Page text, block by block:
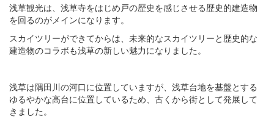
浅草観光は、浅草寺をはじめ戸の歴史を感じさせる歴史的建造物
を回るのがメインになります。
スカイツリーができてからは、未来的なスカイツリーと歴史的な
建造物のコラボも浅草の新しい魅力になりました。
浅草は隅田川の河口に位置していますが、浅草台地を基盤とする
ゆるやかな高台に位置しているため、古くから街として発展して
きました。